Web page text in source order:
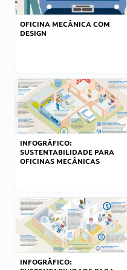
OFICINA MECÂNICA COM
DESIGN
INFOGRÁFICO:
SUSTENTABILIDADE PARA
OFICINAS MECÂNICAS
INFOGRÁFICO: